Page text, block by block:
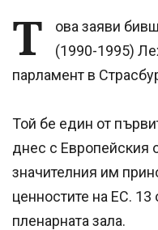
Т
ова заяви
(1990-1995)
парламент в
Той бе един от
днес с Европейския
значителния им
ценностите на ЕС. 13
пленарната зала.